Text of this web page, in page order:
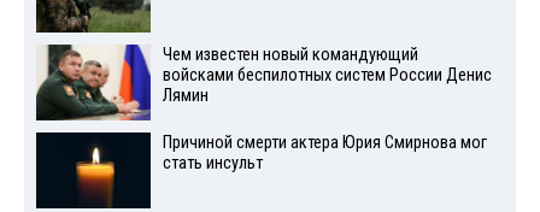
Чем известен новый командующий
войсками беспилотных систем России Денис
Лямин
Причиной смерти актера Юрия Смирнова мог
стать инсульт